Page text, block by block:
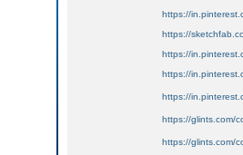
https://
https://
https://
https://
https://
https://glints.com/
https://glints.com/